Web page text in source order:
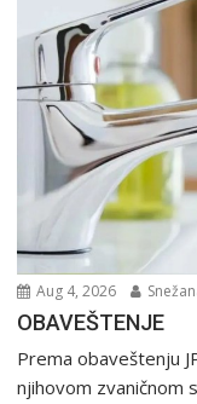
Aug 4, 2026
OBAVEŠTENJE
Prema obaveštenju
njihovom zvaničnom